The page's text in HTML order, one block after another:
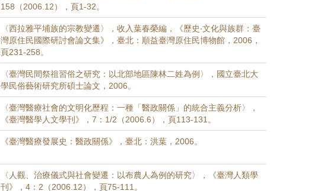
158（2006.12），頁1-32。
〈西拉雅平埔族的宗教變遷〉，收入葉春榮編，《歷史‧文化與族群：臺
灣原住民國際研討會論文集》，臺北：順益臺灣原住民博物館，2006，
頁231-258。
〈臺灣民間祭祖習俗之研究：以北部地區陳林二姓為例〉，國立臺北大
學民俗藝術研究所碩士論文，2006。
〈臺灣醫療社會的文明化歷程：一種「醫政關係」的統合主義分析〉，
《臺灣醫學人文學刊》，7：1/2（2006.6），頁113-131。
《臺灣醫療發展史：醫政關係》，臺北：洪葉，2006。
〈人觀、治療儀式與社會變遷：以布農人為例的研究〉，《臺灣人類學
刊》，4：2（2006.12），頁75-111。